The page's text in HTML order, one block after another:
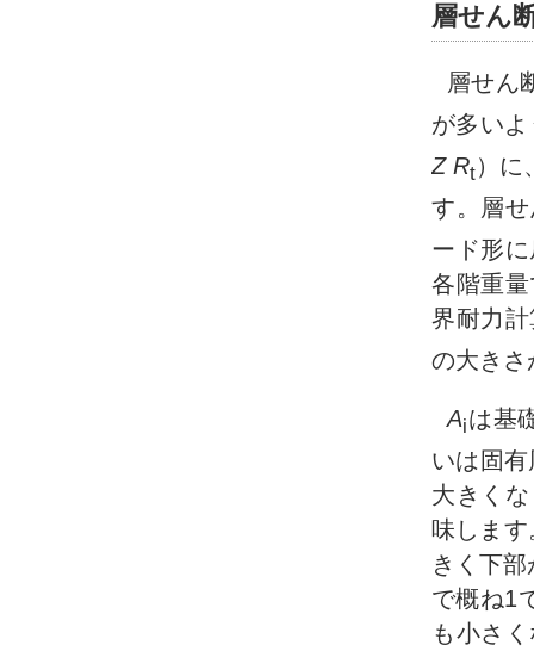
層せん
層せん
が多い
Z Rt）に
す。層
ード形
各階重
界耐力
の大きさ
Aiは基
いは固
大きく
味しま
きく下
で概ね1
も小さ